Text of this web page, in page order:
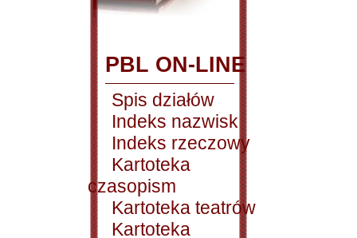
PBL ON-LINE
Spis działów
Indeks nazwisk
Indeks rzeczowy
Kartoteka
czasopism
Kartoteka teatrów
Kartoteka